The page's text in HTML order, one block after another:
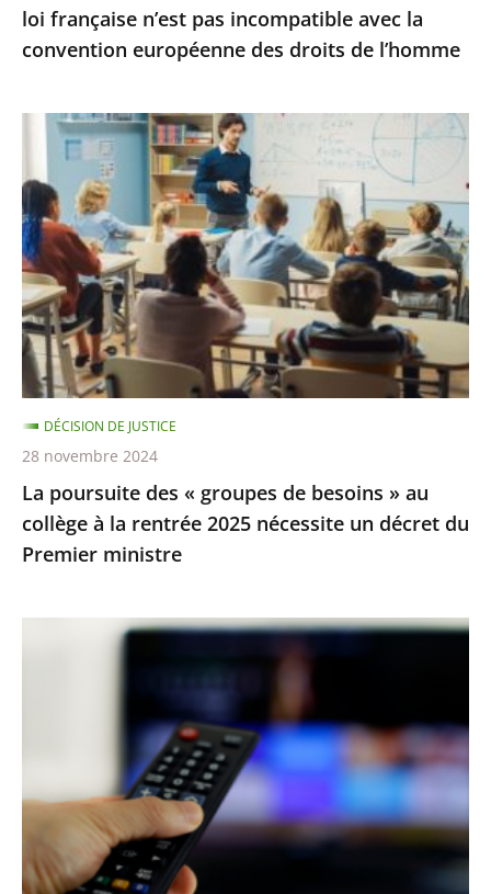
avec
la
européenne
droits
de
l’homme
loi française n’est pas incompatible avec la
convention européenne des droits de l’homme
poursuite
des
«
groupes
de
besoins
»
au
collège
à
la
rentrée
2025
nécessite
décret
La poursuite des « groupes de besoins » au
collège à la rentrée 2025 nécessite un décret du
Premier ministre
DÉCISION DE JUSTICE
28 novembre 2024
des
chaînes
n’est